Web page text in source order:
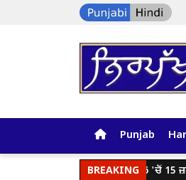
Punjab
BREAKING
ਜੇਬ 'ਤੇ ਡਾਕਾ: 16 'ਚੋਂ 15 ਜ਼ਰੂਰੀ